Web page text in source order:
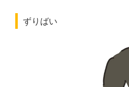
ずりばい